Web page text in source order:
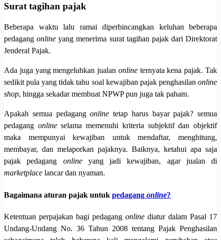
Surat tagihan pajak
Beberapa waktu lalu ramai diperbincangkan keluhan beberapa
pedagangonline yang menerima surat tagihan pajak dari Direktorat
Jenderal Pajak.
Ada juga yang mengeluhkan jualan onlineternyata kena pajak. Tak
sedikit pula yang tidak tahu soal kewajiban pajak penghasilan online
shop, hingga sekadar membuat NPWP pun juga tak paham.
Apakah semua pedagangonline tetap harus bayar pajak? semua
pedagang onlineselama memenuhi kriteria subjektif dan objektif
maka mempunyai kewajiban untuk mendaftar, menghitung,
membayar, dan melaporkan pajaknya. Baiknya, ketahui apa saja
pajak pedagang onlineyang jadi kewajiban, agar jualan di
marketplace lancar dan nyaman.
Bagaimana aturan pajak untuk pedagang online?
Ketentuan perpajakan bagi pedagang online diatur dalam Pasal 17
Undang-Undang No. 36 Tahun 2008 tentang Pajak Penghasilan